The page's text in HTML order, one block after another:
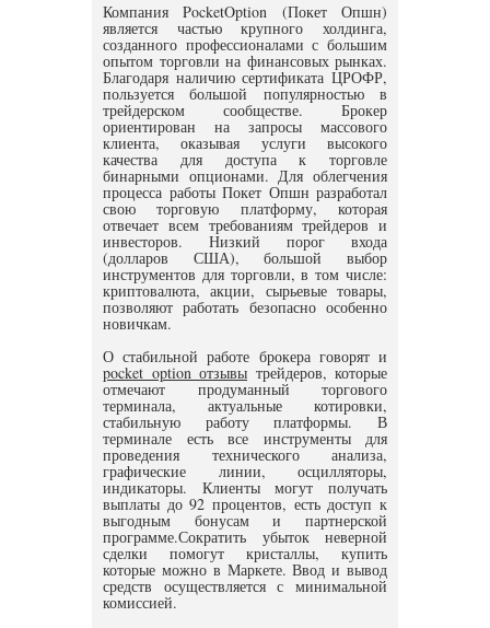
Компания PocketOption (Покет Опшн)
является частью крупного холдинга,
созданного профессионалами с большим
опытом торговли на финансовых рынках.
Благодаря наличию сертификата ЦРОФР,
пользуется большой популярностью в
трейдерском сообществе. Брокер
ориентирован на запросы массового
клиента, оказывая услуги высокого
качества для доступа к торговле
бинарными опционами. Для облегчения
процесса работы Покет Опшн разработал
свою торговую платформу, которая
отвечает всем требованиям трейдеров и
инвесторов. Низкий порог входа
(долларов США), большой выбор
инструментов для торговли, в том числе:
криптовалюта, акции, сырьевые товары,
позволяют работать безопасно особенно
новичкам.
О стабильной работе брокера говорят и
pocket option отзывы трейдеров, которые
отмечают продуманный торгового
терминала, актуальные котировки,
стабильную работу платформы. В
терминале есть все инструменты для
проведения технического анализа,
графические линии, осцилляторы,
индикаторы. Клиенты могут получать
выплаты до 92 процентов, есть доступ к
выгодным бонусам и партнерской
программе.Сократить убыток неверной
сделки помогут кристаллы, купить
которые можно в Маркете. Ввод и вывод
средств осуществляется с минимальной
комиссией.